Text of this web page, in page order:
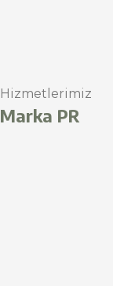
Hizmetlerimiz
Marka PR